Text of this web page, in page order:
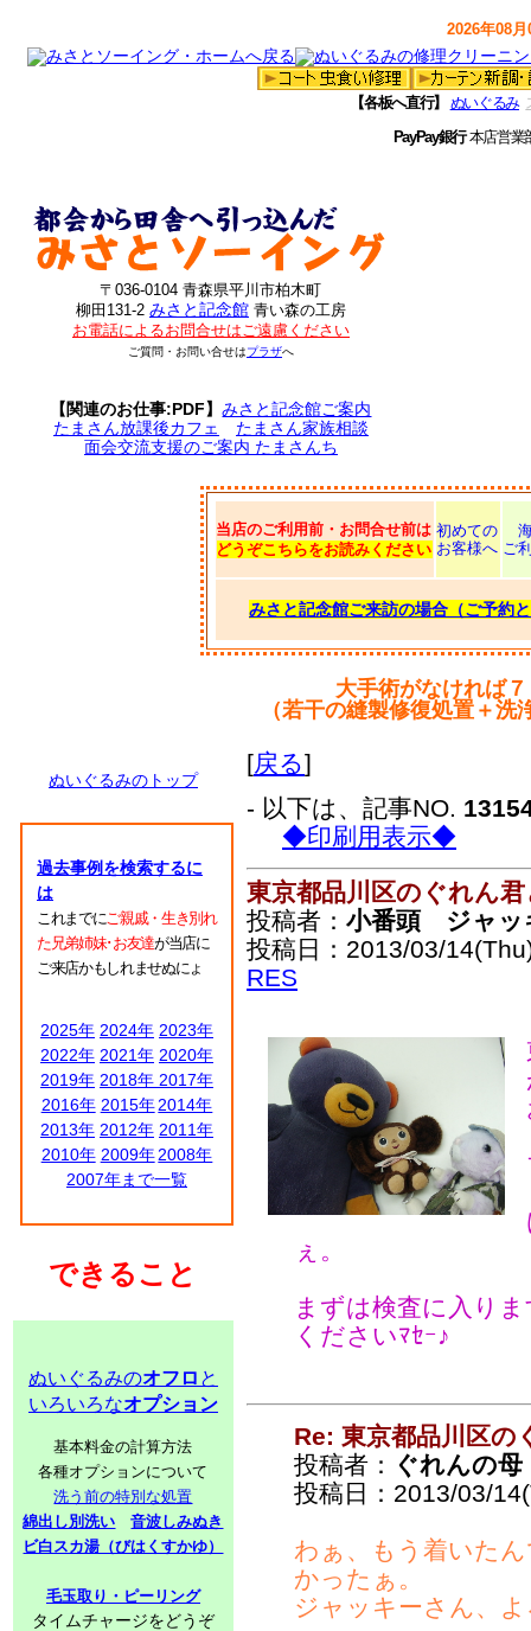
2026年08
【各板へ直行】 ぬいぐるみ
PayPay銀行本店営
〒036-0104 青森県平川市柏木町
柳田131-2 みさと記念館 青い森の工房
お電話によるお問合せはご遠慮ください
ご質問・お問い合せはプラザへ
【関連のお仕事:PDF】みさと記念館ご案内
たまさん放課後カフェ
たまさん家族相談
面会交流支援のご案内 たまさんち
当店のご利用前・お問合せ前は
どうぞこちらをお読みください
初めての
お客様へ ご
みさと記念館ご来訪の場合（ご予約
大手術がなければ
（若干の縫製修復処置＋
ぬいぐるみのトップ
過去事例を検索するに
は
これまでにご親戚・生き別れ
た兄弟姉妹･お友達が当店に
ご来店かもしれませぬにょ
2025年 2024年 2023年
2022年 2021年 2020年
2019年 2018年 2017年
2016年 2015年 2014年
2013年 2012年 2011年
2010年 2009年 2008年
2007年まで一覧
できること
ぬいぐるみのオフロ と
いろいろなオプション
基本料金の計算方法
各種オプションについて
洗う前の特別な処置
綿出し別洗い
音波しみぬき
ビ白スカ湯（びはくすかゆ）
毛玉取り・ピーリング
タイムチャージをどうぞ
[戻る]
- 以下は、記事NO.
◆印刷用表示◆
東京都品川区のぐれん
投稿者： 小番頭 ジャッ
投稿日：2013/03/
RES
ぇ。
まずは検査に入り
くださいﾏｾｰ♪
Re: 東京都品川区の
投稿者：
ぐれんの母
投稿日：2013/03/
わぁ、もう着いた
かったぁ。
ジャッキーさん、